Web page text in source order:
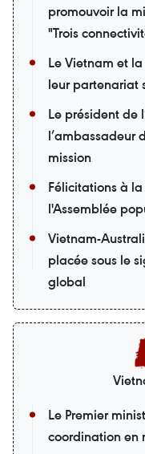
promouvoir la
"Trois
Le Vietnam et
leur partenariat
Le président de
l’ambassadeur
mission
Félicitations à
l'Assemblée
Vietnam-
placée sous le
global
Le Premier
coordination en